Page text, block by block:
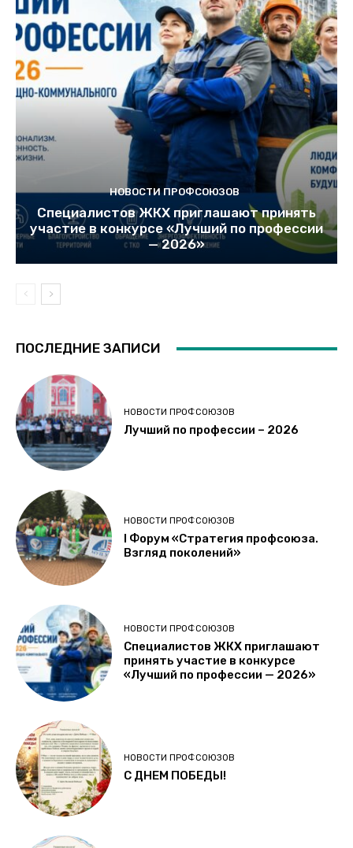
НОВОСТИ ПРОФСОЮЗОВ
Специалистов ЖКХ приглашают принять
участие в конкурсе «Лучший по профессии
— 2026»
ПОСЛЕДНИЕ ЗАПИСИ
НОВОСТИ ПРОФСОЮЗОВ
Лучший по профессии – 2026
НОВОСТИ ПРОФСОЮЗОВ
I Форум «Стратегия профсоюза.
Взгляд поколений»
НОВОСТИ ПРОФСОЮЗОВ
Специалистов ЖКХ приглашают
принять участие в конкурсе
«Лучший по профессии — 2026»
НОВОСТИ ПРОФСОЮЗОВ
С ДНЕМ ПОБЕДЫ!